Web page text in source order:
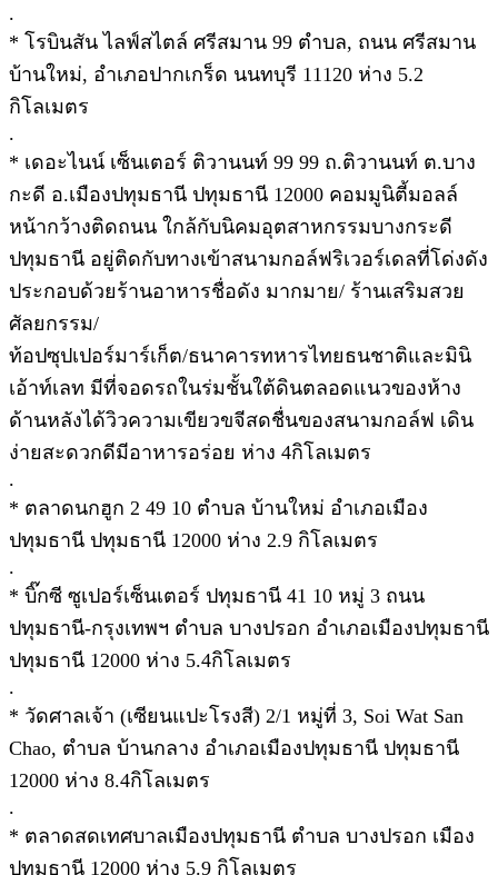
.
* โรบินสัน ไลฟ์สไตล์ ศรีสมาน 99 ตําบล, ถนน ศรีสมาน
บ้านใหม่, อำเภอปากเกร็ด นนทบุรี 11120 ห่าง 5.2
กิโลเมตร
.
* เดอะไนน์ เซ็นเตอร์ ติวานนท์ 99 99 ถ.ติวานนท์ ต.บาง
กะดี อ.เมืองปทุมธานี ปทุมธานี 12000 คอมมูนิตี้มอลล์
หน้ากว้างติดถนน ใกล้กับนิคมอุตสาหกรรมบางกระดี
ปทุมธานี อยู่ติดกับทางเข้าสนามกอล์ฟริเวอร์เดลที่โด่งดัง
ประกอบด้วยร้านอาหารชื่อดัง มากมาย/ ร้านเสริมสวย
ศัลยกรรม/
ท้อปซุปเปอร์มาร์เก็ต/ธนาคารทหารไทยธนชาติและมินิ
เอ้าท์เลท มีที่จอดรถในร่มชั้นใต้ดินตลอดแนวของห้าง
ด้านหลังได้วิวความเขียวขจีสดชื่นของสนามกอล์ฟ เดิน
ง่ายสะดวกดีมีอาหารอร่อย ห่าง 4กิโลเมตร
.
* ตลาดนกฮูก 2 49 10 ตำบล บ้านใหม่ อำเภอเมือง
ปทุมธานี ปทุมธานี 12000 ห่าง 2.9 กิโลเมตร
.
* บิ๊กซี ซูเปอร์เซ็นเตอร์ ปทุมธานี 41 10 หมู่ 3 ถนน
ปทุมธานี-กรุงเทพฯ ตำบล บางปรอก อำเภอเมืองปทุมธานี
ปทุมธานี 12000 ห่าง 5.4กิโลเมตร
.
* วัดศาลเจ้า (เซียนแปะโรงสี) 2/1 หมู่ที่ 3, Soi Wat San
Chao, ตำบล บ้านกลาง อำเภอเมืองปทุมธานี ปทุมธานี
12000 ห่าง 8.4กิโลเมตร
.
* ตลาดสดเทศบาลเมืองปทุมธานี ตำบล บางปรอก เมือง
ปทุมธานี 12000 ห่าง 5.9 กิโลเมตร